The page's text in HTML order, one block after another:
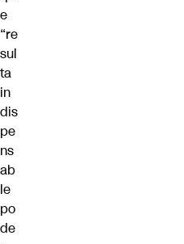
e
“re
sul
ta
in
dis
pe
ns
ab
le
po
de